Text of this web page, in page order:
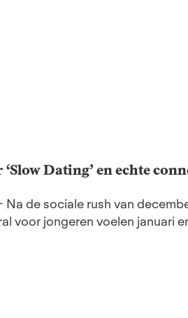
Dating’ en echte
Na de sociale rush van
voor jongeren voelen januari